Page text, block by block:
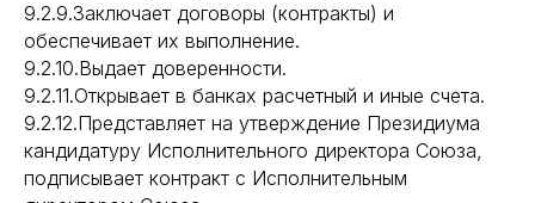
9.2.9.Заключает договоры (контракты) и
обеспечивает их выполнение.
9.2.10.Выдает доверенности.
9.2.11.Открывает в банках расчетный и иные счета.
9.2.12.Представляет на утверждение Президиума
кандидатуру Исполнительного директора Союза,
подписывает контракт с Исполнительным